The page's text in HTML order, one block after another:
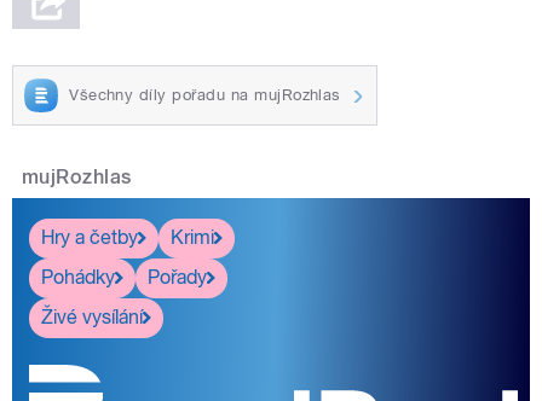
Všechny díly pořadu na mujRozhlas
mujRozhlas
Hry a četby
Krimi
Pohádky
Pořady
Živé vysílání